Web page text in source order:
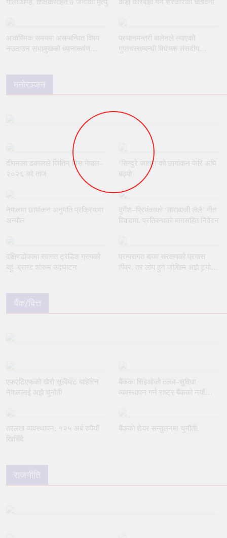
गोलीकाण्ड, शिक्षकसहित ७ जनाको मृत्यु कडा कारबाही गर्ने सरकारको चेतावनी
आकस्मिक समयमा असम्बन्धित विषय
नउठाउन सभामुखको ध्यानाकर्षण
प्रधानमन्त्री बालेनले ल्याएको
गुप्तचरसम्बन्धी विधेयक संसदीय
मनोरञ्जन
दीपमाला ढकालले जितिन् मिस नेपाल–
२०२६ को ताज
‘सिन्दुरे जात्रा’को छायांकन फेरि अघि
बढ्यो
नेपालमा छायांकन अनुमति प्रक्रियामा
अन्योल
दुर्गेश–प्रियंकाको ‘ताराबाजी लैलै’ गीत
विवादमा, प्रतिबन्धको मागसहित निवेदन
दक्षिणढोकामा स्वागत ट्रेडिङ ग्रुपको
बहु–ब्रान्ड शोरूम उद्घाटन
परम्परागत बाजा संरक्षणको प्रयास
तीव्र, तर लोप हुने जोखिम अझै टर्‍यो
बैंक/बित्त
एफएटिएफको खैरो सूचीबाट बाहिरिन
नेपाललाई अझै चुनौती
बैंकका सिइओको तलब–सुविधा
व्यवस्थापन गर्न राष्ट्र बैंकको नयाँ
तरलता व्यवस्थापन: १२५ अर्ब रुपैयाँ
खिचिँदै
बैंकको शेयर सन्तुलनमा चुनौती:
राजनीति